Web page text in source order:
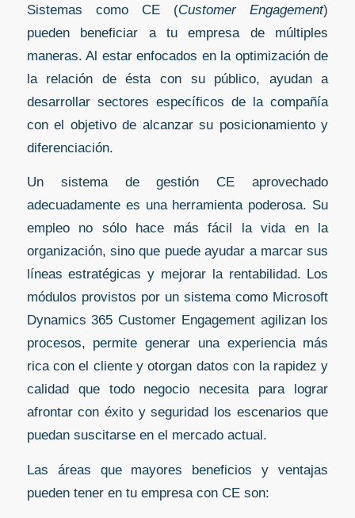
Sistemas como CE (Customer Engagement)
pueden beneficiar a tu empresa de múltiples
maneras. Al estar enfocados en la optimización de
la relación de ésta con su público, ayudan a
desarrollar sectores específicos de la compañía
con el objetivo de alcanzar su posicionamiento y
diferenciación.
Un sistema de gestión CE aprovechado
adecuadamente es una herramienta poderosa. Su
empleo no sólo hace más fácil la vida en la
organización, sino que puede ayudar a marcar sus
líneas estratégicas y mejorar la rentabilidad. Los
módulos provistos por un sistema como Microsoft
Dynamics 365 Customer Engagement agilizan los
procesos, permite generar una experiencia más
rica con el cliente y otorgan datos con la rapidez y
calidad que todo negocio necesita para lograr
afrontar con éxito y seguridad los escenarios que
puedan suscitarse en el mercado actual.
Las áreas que mayores beneficios y ventajas
pueden tener en tu empresa con CE son: